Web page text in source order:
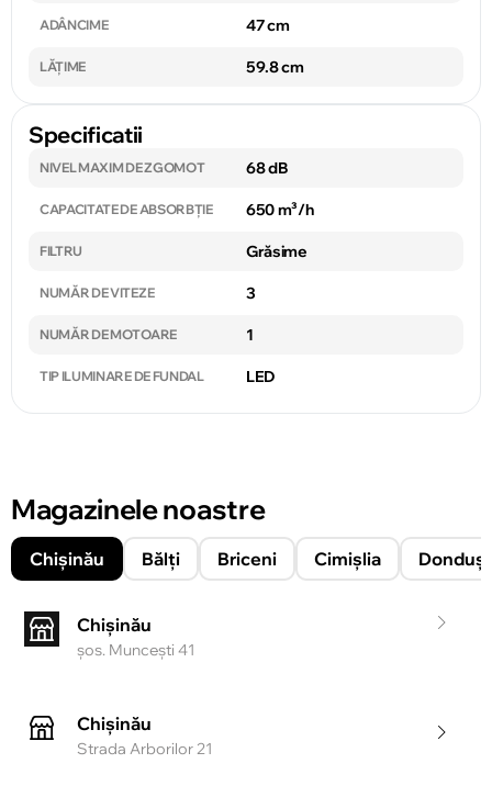
ADÂNCIME 47 cm
LĂȚIME 59.8 cm
Specificatii
NIVEL MAXIM DE ZGOMOT 68 dB
CAPACITATE DE ABSORBȚIE 650 m³/h
FILTRU Grăsime
NUMĂR DE VITEZE 3
NUMĂR DE MOTOARE 1
TIP ILUMINARE DE FUNDAL LED
Magazinele noastre
Chișinău Bălți Briceni Cimișlia
Chișinău
şos. Munceşti 41
Chișinău
Strada Arborilor 21